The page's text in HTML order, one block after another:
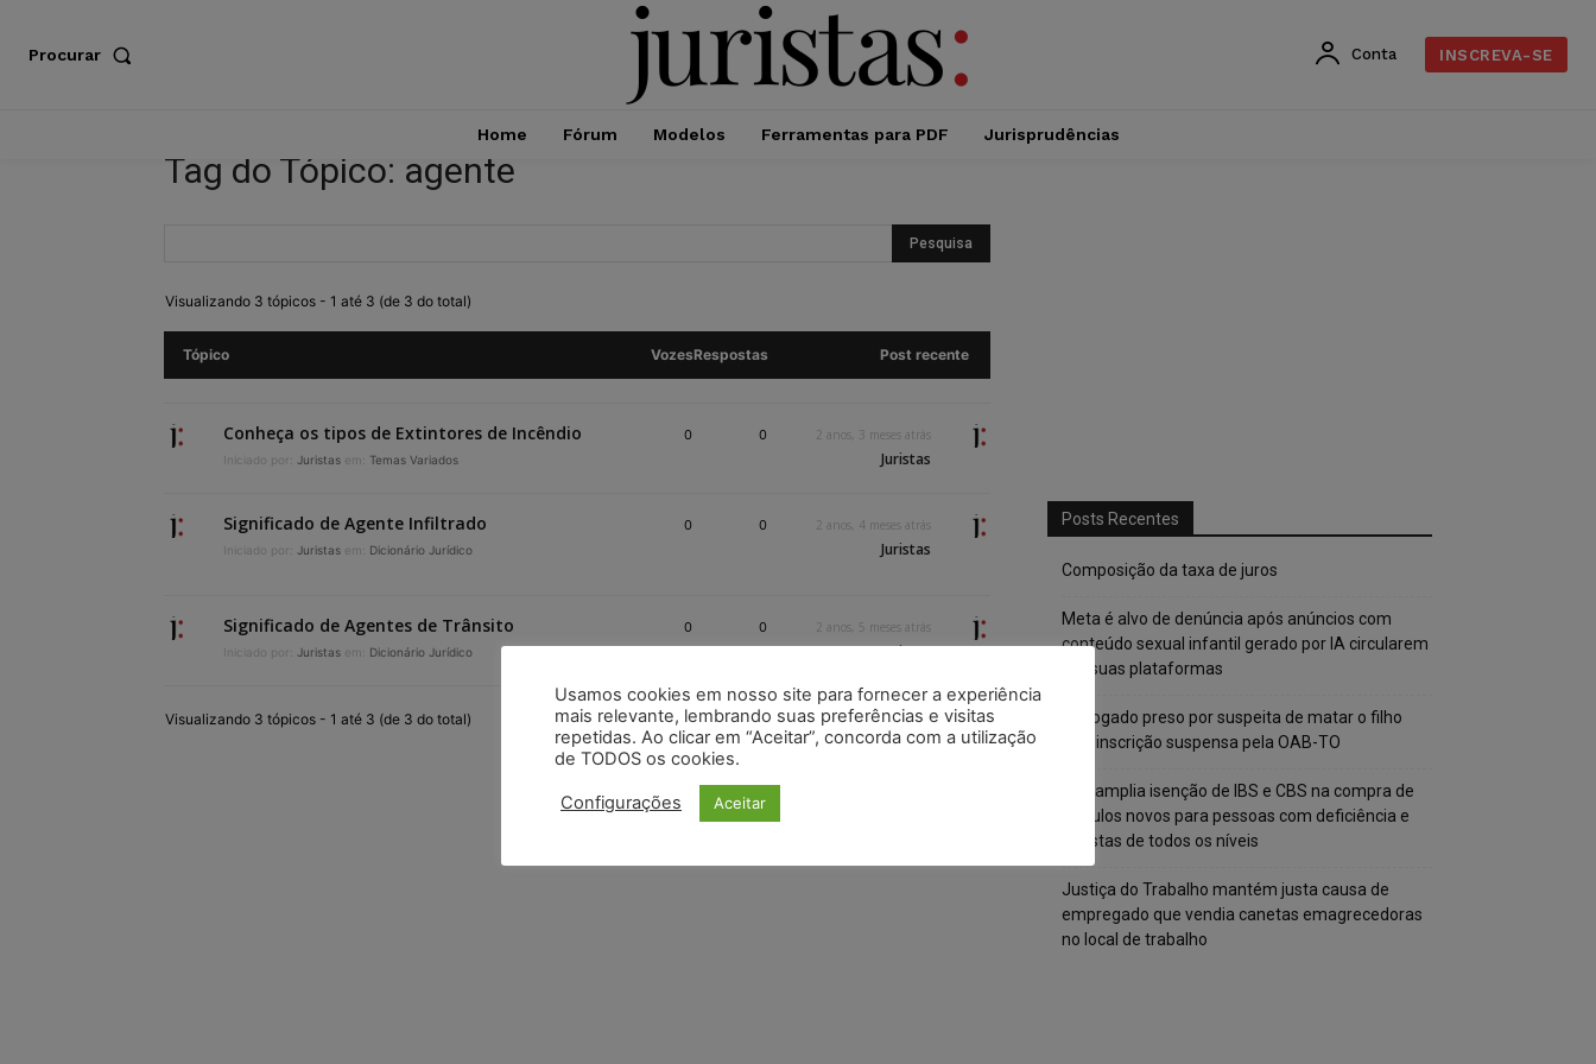
Procurar Conta INSCREVA-SE
Home Fórum Modelos Ferramentas para PDF Jurisprudências
Tag do Tópico: agente
Visualizando 3 tópicos - 1 até 3 (de 3 do total)
Tópico VozesRespostas Post recente
Conheça os tipos de Extintores de Incêndio
Iniciado por: Juristas em: Temas Variados
0 0 2 anos, 3 meses atrás
Juristas
Significado de Agente Infiltrado
Iniciado por: Juristas em: Dicionário Jurídico
0 0 2 anos, 4 meses atrás
Juristas
Significado de Agentes de Trânsito
Iniciado por: Juristas em: Dicionário Jurídico
0 0 2 anos, 5 meses atrás
Juristas
Visualizando 3 tópicos - 1 até 3 (de 3 do total)
Posts Recentes
Composição da taxa de juros
Meta é alvo de denúncia após anúncios com
conteúdo sexual infantil gerado por IA circularem
em suas plataformas
Advogado preso por suspeita de matar o filho
tem inscrição suspensa pela OAB-TO
STF amplia isenção de IBS e CBS na compra de
veículos novos para pessoas com deficiência e
autistas de todos os níveis
Justiça do Trabalho mantém justa causa de
empregado que vendia canetas emagrecedoras
no local de trabalho
Usamos cookies em nosso site para fornecer a experiência
mais relevante, lembrando suas preferências e visitas
repetidas. Ao clicar em “Aceitar”, concorda com a utilização
de TODOS os cookies.
Configurações Aceitar